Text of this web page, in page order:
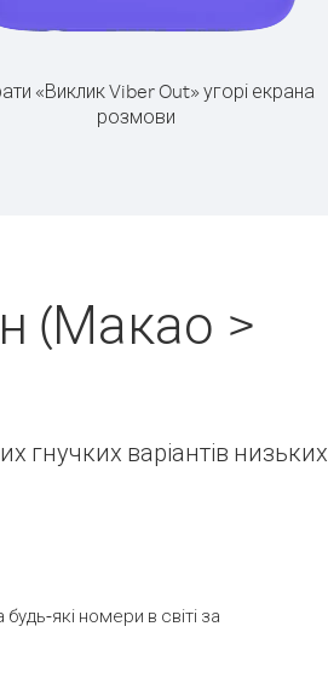
«Виклик Viber Out» угорі екрана
розмови
(Макао >
гнучких варіантів низьких
які номери в світі за